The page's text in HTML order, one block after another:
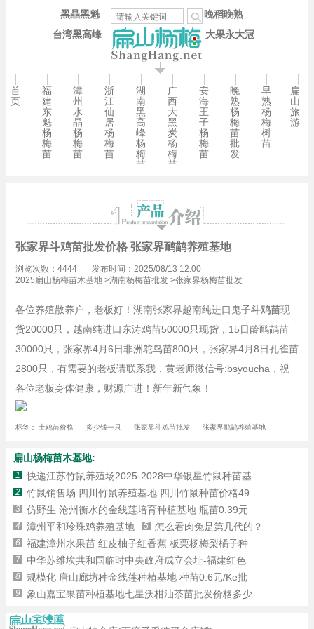
台湾黑高峰
晚稻晚熟
大果永大冠
黑晶黑魁
首
页
福
建
东
魁
杨
梅
苗
漳
州
水
晶
杨
梅
苗
浙
江
仙
居
杨
梅
苗
湖
南
黑
高
峰
杨
梅
苗
广
西
大
黑
炭
杨
梅
苗
安
海
王
子
杨
梅
苗
晚
熟
杨
梅
苗
批
发
早
熟
杨
梅
树
苗
扁
山
旅
游
张家界斗鸡苗批发价格 张家界鸸鹋养殖基地
浏览次数：4444
发布时间：2025/08/13 12:00
2025扁山杨梅苗木基地>湖南杨梅苗批发>张家界杨梅苗批发
各位养殖散养户，老板好！湖南张家界越南纯进口鬼子斗鸡苗现
货20000只，越南纯进口东涛鸡苗50000只现货，15日龄鸸鹋苗
30000只，张家界4月6日非洲鸵鸟苗800只，张家界4月8日孔雀苗
2800只，有需要的老板请联系我，黄老师微信号:bsyoucha，祝
各位老板身体健康，财源广进！新年新气象！
标签： 土鸡苗价格 多少钱一只 张家界斗鸡苗批发 张家界鸸鹋养殖基地
扁山杨梅苗木基地:
1 快递江苏竹鼠养殖场2025-2028中华银星竹鼠种苗基
2 竹鼠销售场 四川竹鼠养殖基地 四川竹鼠种苗价格49
3 仿野生 沧州衡水的金线莲培育种植基地 瓶苗0.39元
4 漳州平和珍珠鸡养殖基地 5 怎么看肉兔是第几代的？
6 福建漳州水果苗 红皮柚子红香蕉 板栗杨梅梨橘子种
7 中华苏维埃共和国临时中央政府成立会址-福建红色
8 规模化 唐山廊坊种金线莲种植基地 种苗0.6元/Ke批
9 象山嘉宝果苗种植基地七星沃柑油茶苗批发价格多少